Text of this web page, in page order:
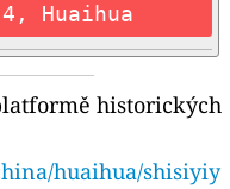
Huaihua
historických
huaihua/shisiyiy